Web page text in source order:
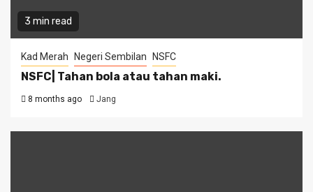
3 min read
Kad Merah Negeri Sembilan NSFC
NSFC| Tahan bola atau tahan maki.
8 months ago Jang